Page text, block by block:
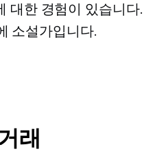
대한 경험이 있습니다.
소설가입니다.
래